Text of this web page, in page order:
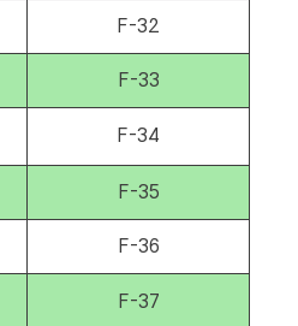
F-32
F-33
F-34
F-35
F-36
F-37